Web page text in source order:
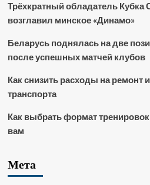
Трёхкратный обладатель
возглавил минское «Динамо»
Беларусь поднялась на две
после успешных матчей клубов
Как снизить расходы на ремонт
транспорта
Как выбрать формат
вам
Мета